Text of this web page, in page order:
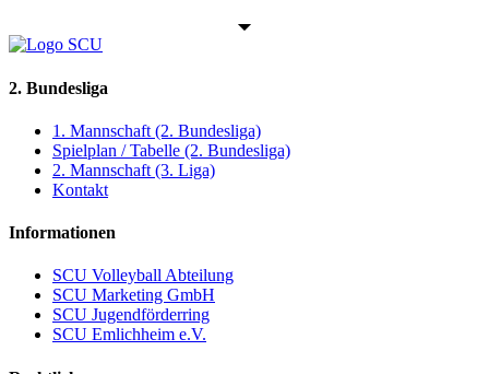
2. Bundesliga
1. Mannschaft (2. Bundesliga)
Spielplan / Tabelle (2. Bundesliga)
2. Mannschaft (3. Liga)
Kontakt
Informationen
SCU Volleyball Abteilung
SCU Marketing GmbH
SCU Jugendförderring
SCU Emlichheim e.V.